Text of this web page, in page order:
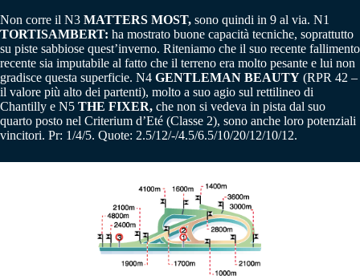
Non corre il N3 MATTERS MOST, sono quindi in 9 al via. N1
TORTISAMBERT: ha mostrato buone capacità tecniche, soprattutto
su piste sabbiose quest’inverno. Riteniamo che il suo recente fallimento
recente sia imputabile al fatto che il terreno era molto pesante e lui non
gradisce questa superficie. N4 GENTLEMAN BEAUTY (RPR 42 –
il valore più alto dei partenti), molto a suo agio sul rettilineo di
Chantilly e N5 THE FIXER, che non si vedeva in pista dal suo
quarto posto nel Criterium d’Eté (Classe 2), sono anche loro potenziali
vincitori. Pr: 1/4/5. Quote: 2.5/12/-/4.5/6.5/10/20/12/10/12.